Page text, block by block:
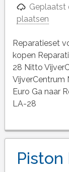
Geplaatst
plaatsen
Reparatieset
kopen
28 Nitto
VijverCentrum
Euro Ga naar
LA-28